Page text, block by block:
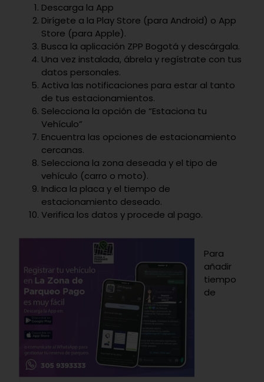
Descarga la App
Dirígete a la Play Store (para Android) o App
Store (para Apple).
Busca la aplicación ZPP Bogotá y descárgala.
Una vez instalada, ábrela y regístrate con tus
datos personales.
Activa las notificaciones para estar al tanto
de tus estacionamientos.
Selecciona la opción de “Estaciona tu
Vehículo”
Encuentra las opciones de estacionamiento
cercanas.
Selecciona la zona deseada y el tipo de
vehículo (carro o moto).
Indica la placa y el tiempo de
estacionamiento deseado.
Verifica los datos y procede al pago.
Para
añadir
tiempo
de